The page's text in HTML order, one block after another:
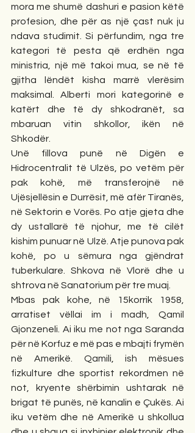
mora me shumë dashuri e pasion këtë
profesion, dhe për as një çast nuk ju
ndava studimit. Si përfundim, nga tre
kategori të pesta që erdhën nga
ministria, një më takoi mua, se në të
gjitha lëndët kisha marrë vlerësim
maksimal. Alberti mori kategorinë e
katërt dhe të dy shkodranët, sa
mbaruan vitin shkollor, ikën në
Shkodër.
Unë fillova punë në Digën e
Hidrocentralit të Ulzës, po vetëm për
pak kohë, më transferojnë në
Ujësjellësin e Durrësit, më afër Tiranës,
në Sektorin e Vorës. Po atje gjeta dhe
dy ustallarë të njohur, me të cilët
kishim punuar në Ulzë. Atje punova pak
kohë, po u sëmura nga gjëndrat
tuberkulare. Shkova në Vlorë dhe u
shtrova në Sanatorium për tre muaj.
Mbas pak kohe, në 15korrik 1958,
arratiset vëllai im i madh, Qamil
Gjonzeneli. Ai iku me not nga Saranda
për në Korfuz e më pas e mbajti frymën
në Amerikë. Qamili, ish mësues
fizkulture dhe sportist rekordmen në
not, kryente shërbimin ushtarak në
brigat të punës, në kanalin e Çukës. Ai
iku vetëm dhe në Amerikë u shkollua